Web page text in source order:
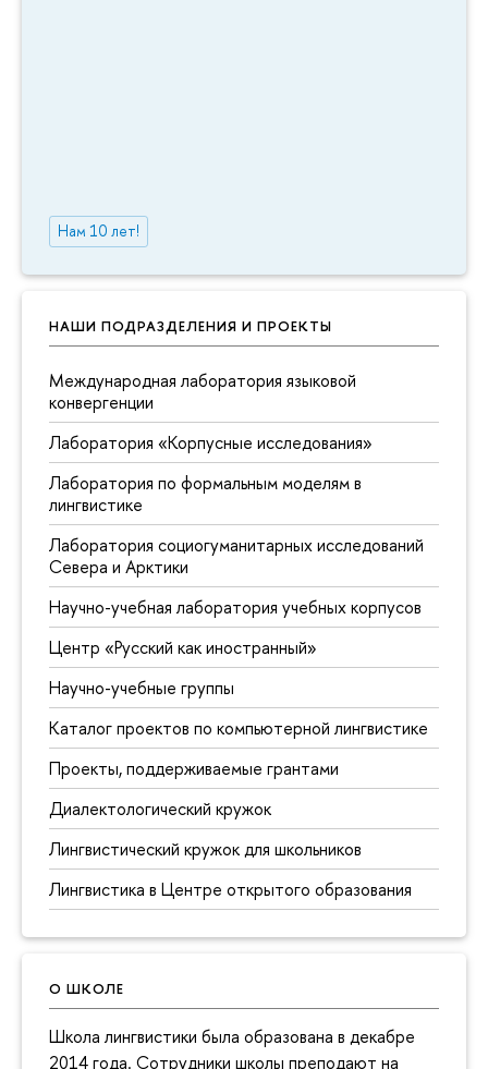
Нам 10 лет!
НАШИ ПОДРАЗДЕЛЕНИЯ И ПРОЕКТЫ
Международная лаборатория языковой
конвергенции
Лаборатория «Корпусные исследования»
Лаборатория по формальным моделям в
лингвистике
Лаборатория социогуманитарных исследований
Севера и Арктики
Научно-учебная лаборатория учебных корпусов
Центр «Русский как иностранный»
Научно-учебные группы
Каталог проектов по компьютерной лингвистике
Проекты, поддерживаемые грантами
Диалектологический кружок
Лингвистический кружок для школьников
Лингвистика в Центре открытого образования
О ШКОЛЕ
Школа лингвистики была образована в декабре
2014 года. Сотрудники школы преподают на